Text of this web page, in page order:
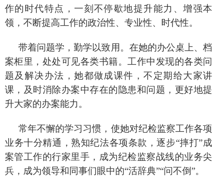
作的时代特点，一刻不停歇地提升能力、增强本
领，不断提高工作的政治性、专业性、时代性。
带着问题学，勤学以致用。在她的办公桌上、档
案柜里，处处可见各类书籍。工作中发现的各类问
题及解决办法，她都做成课件，不定期给大家讲
课，及时消除办案中存在的隐患和问题，更好地提
升大家的办案能力。
常年不懈的学习习惯，使她对纪检监察工作各项
业务十分精通，熟知纪法各项条款，逐步“摔打”成
案管工作的行家里手，成为纪检监察战线的业务尖
兵，成为领导和同事们眼中的“活辞典”“问不倒”。